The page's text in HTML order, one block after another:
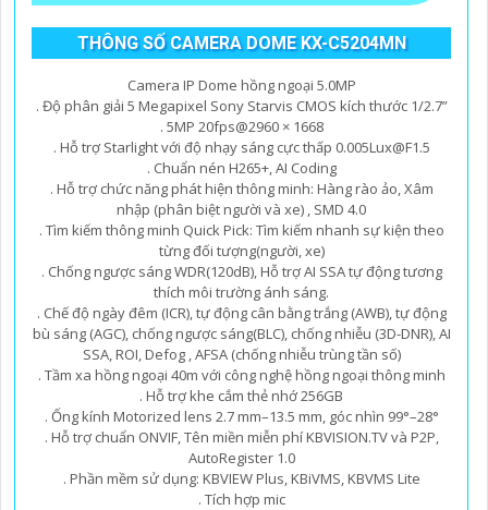
THÔNG SỐ CAMERA DOME KX-C5204MN
Camera IP Dome hồng ngoại 5.0MP
. Độ phân giải 5 Megapixel Sony Starvis CMOS kích thước 1/2.7”
. 5MP 20fps@2960 × 1668
. Hỗ trợ Starlight với độ nhạy sáng cực thấp 0.005Lux@F1.5
. Chuẩn nén H265+, AI Coding
. Hỗ trợ chức năng phát hiện thông minh: Hàng rào ảo, Xâm
nhập (phân biệt người và xe) , SMD 4.0
. Tìm kiếm thông minh Quick Pick: Tìm kiếm nhanh sự kiện theo
từng đối tượng(người, xe)
. Chống ngược sáng WDR(120dB), Hỗ trợ AI SSA tự động tương
thích môi trường ánh sáng.
. Chế độ ngày đêm (ICR), tự động cân bằng trắng (AWB), tự động
bù sáng (AGC), chống ngược sáng(BLC), chống nhiễu (3D-DNR), AI
SSA, ROI, Defog , AFSA (chống nhiễu trùng tần số)
. Tầm xa hồng ngoại 40m với công nghệ hồng ngoại thông minh
. Hỗ trợ khe cắm thẻ nhớ 256GB
. Ống kính Motorized lens 2.7 mm–13.5 mm, góc nhìn 99°–28°
. Hỗ trợ chuẩn ONVIF, Tên miền miễn phí KBVISION.TV và P2P,
AutoRegister 1.0
. Phần mềm sử dụng: KBVIEW Plus, KBiVMS, KBVMS Lite
. Tích hợp mic